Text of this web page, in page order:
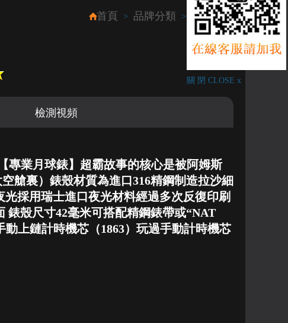
首頁 > 品牌分類 > OMEGA
檢測視頻
專業月球錶】超霸故事的核心是被阿姆斯
艙裏）錶殼材質為進口316精鋼制造拉沙細
採用瑞士進口夜光材料經過多次反復印刷
錶殼尺寸42毫米可搭配精鋼錶帶或“NAT
上鏈計時機芯（1863）玩過手動計時機芯
關 閉 CLOSE x